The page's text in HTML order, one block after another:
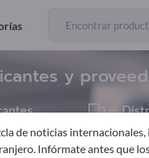
y
2
de noticias
Infórmate antes que